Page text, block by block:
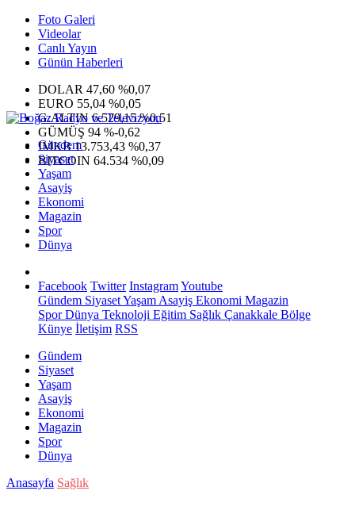
Foto Galeri
Videolar
Canlı Yayın
Günün Haberleri
DOLAR 47,60 %0,07
EURO 55,04 %0,05
G.ALTIN6.529,15 %0,51
GÜMÜŞ 94 %-0,62
IMKB13.753,43 %0,37
BITCOIN 64.534 %0,09
Gündem
Siyaset
Yaşam
Asayiş
Ekonomi
Magazin
Spor
Dünya
Facebook Twitter InstagramYoutube
Gündem SiyasetYaşam Asayiş Ekonomi Magazin
SporDünya Teknoloji Eğitim Sağlık Çanakkale Bölge
Künye İletişim RSS
Gündem
Siyaset
Yaşam
Asayiş
Ekonomi
Magazin
Spor
Dünya
Anasayfa Sağlık